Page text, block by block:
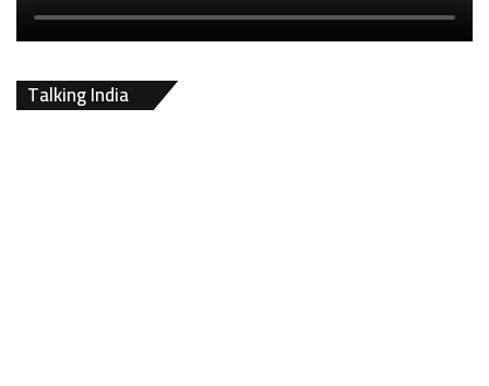
Talking India